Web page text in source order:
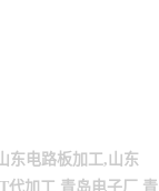
东电路板加工,山东
代加工 青岛电子厂 青